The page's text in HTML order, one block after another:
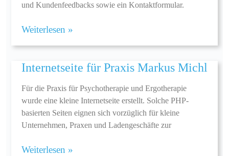
und Kundenfeedbacks sowie ein Kontaktformular.
Weiterlesen »
Internetseite für Praxis Markus Michl
Für die Praxis für Psychotherapie und Ergotherapie
wurde eine kleine Internetseite erstellt. Solche PHP-
basierten Seiten eignen sich vorzüglich für kleine
Unternehmen, Praxen und Ladengeschäfte zur
Weiterlesen »